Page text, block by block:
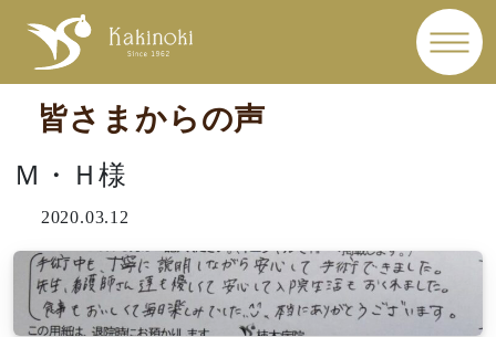
皆さまからの声
Ｍ・Ｈ様
2020.03.12